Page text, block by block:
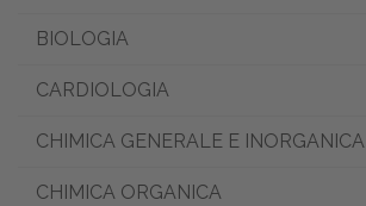
BIOLOGIA
CARDIOLOGIA
CHIMICA GENERALE E INORGANICA
CHIMICA ORGANICA